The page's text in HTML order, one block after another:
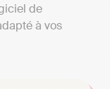
de
à vos